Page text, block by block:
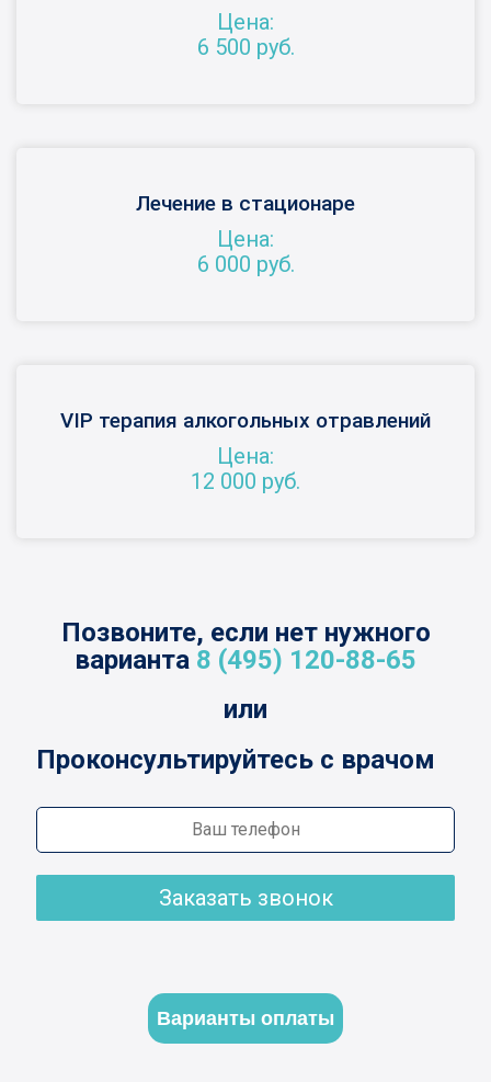
Цена:
6 500 руб.
Лечение в стационаре
Цена:
6 000 руб.
VIP терапия алкогольных отравлений
Цена:
12 000 руб.
Позвоните, если нет нужного
варианта 8 (495) 120-88-65
или
Проконсультируйтесь с врачом
Заказать звонок
Варианты оплаты